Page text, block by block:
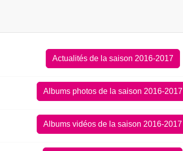
Actualités de la saison 2016-2017
Albums photos de la saison 2016-2017
Albums vidéos de la saison 2016-2017